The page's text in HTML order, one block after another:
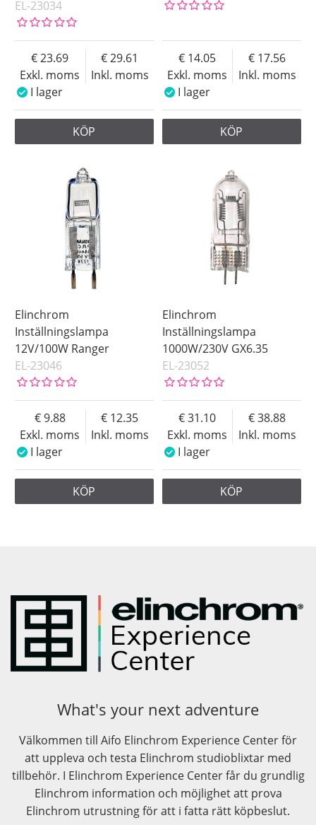
EL-23034
Exkl. moms
23.69
Inkl. moms
29.61
I lager
KÖP
Exkl. moms
14.05
Inkl. moms
17.56
I lager
KÖP
Elinchrom
Inställningslampa
12V/100W Ranger
EL-23046
Exkl. moms
9.88
Inkl. moms
12.35
I lager
KÖP
Elinchrom
Inställningslampa
1000W/230V GX6.35
EL-23052
Exkl. moms
31.10
Inkl. moms
38.88
I lager
KÖP
What's your next adventure
Välkommen till Aifo Elinchrom Experience Center för
att uppleva och testa Elinchrom studioblixtar med
tillbehör. I Elinchrom Experience Center får du grundlig
Elinchrom information och möjlighet att prova
Elinchrom utrustning för att i fatta rätt köpbeslut.